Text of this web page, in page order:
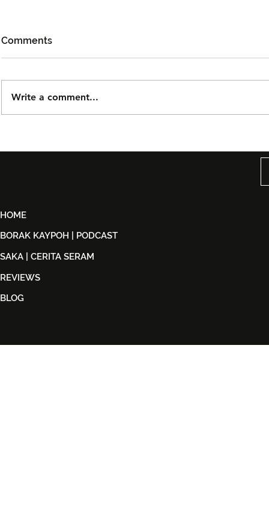
Dijual
Comments
Write a comment...
HOME
BORAK KAYPOH | PODCAST
SAKA | CERITA SERAM
REVIEWS
BLOG